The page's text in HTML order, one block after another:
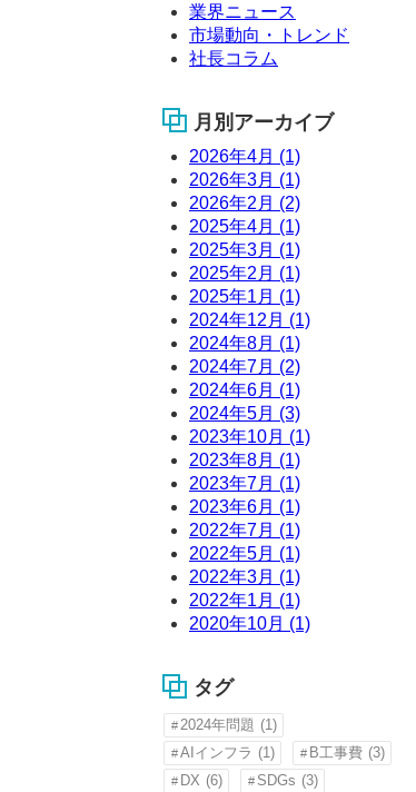
業界ニュース
市場動向・トレンド
社長コラム
月別アーカイブ
2026年4月 (1)
2026年3月 (1)
2026年2月 (2)
2025年4月 (1)
2025年3月 (1)
2025年2月 (1)
2025年1月 (1)
2024年12月 (1)
2024年8月 (1)
2024年7月 (2)
2024年6月 (1)
2024年5月 (3)
2023年10月 (1)
2023年8月 (1)
2023年7月 (1)
2023年6月 (1)
2022年7月 (1)
2022年5月 (1)
2022年3月 (1)
2022年1月 (1)
2020年10月 (1)
タグ
2024年問題 (1)
AIインフラ (1) B工事費 (3)
DX (6) SDGs (3)